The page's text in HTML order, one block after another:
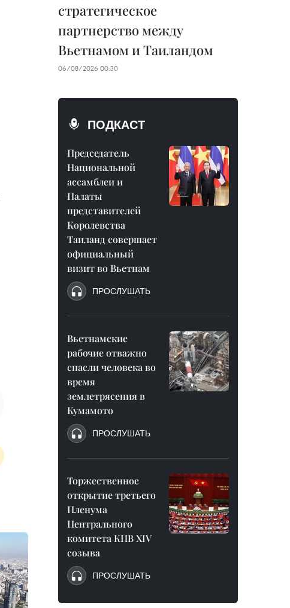
стратегическое
партнерство между
Вьетнамом и Таиландом
06/08/2026 00:30
ПОДКАСТ
Председатель
Национальной
ассамблеи и
Палаты
представителей
Королевства
Таиланд совершает
официальный
визит во Вьетнам
ПРОСЛУШАТЬ
Вьетнамские
рабочие отважно
спасли человека во
время
землетрясения в
Кумамото
ПРОСЛУШАТЬ
Торжественное
открытие третьего
Пленума
Центрального
комитета КПВ XIV
созыва
ПРОСЛУШАТЬ